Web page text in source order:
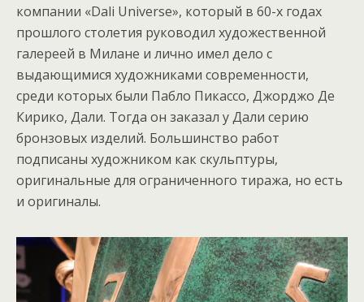
компании «Dali Universe», который в 60-х годах
прошлого столетия руководил художественной
галереей в Милане и лично имел дело с
выдающимися художниками современности,
среди которых были Пабло Пикассо, Джорджо Де
Кирико, Дали. Тогда он заказал у Дали серию
бронзовых изделий. Большинство работ
подписаны художником как скульптуры,
оригинальные для ограниченного тиража, но есть
и оригиналы.